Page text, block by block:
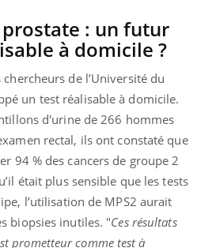
prostate : un futur
à domicile ?
de l’Université du
un test réalisable à domicile.
d'urine de 266 hommes
rectal, ils ont constaté que
94 % des cancers de groupe 2
était plus sensible que les tests
l’utilisation de MPS2 aurait
biopsies inutiles. "Ces résultats
prometteur comme test à